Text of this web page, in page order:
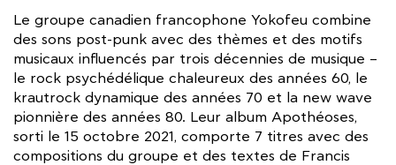
Le groupe canadien francophone Yokofeu combine
des sons post-punk avec des thèmes et des motifs
musicaux influencés par trois décennies de musique –
le rock psychédélique chaleureux des années 60, le
krautrock dynamique des années 70 et la new wave
pionnière des années 80. Leur album Apothéoses,
sorti le 15 octobre 2021, comporte 7 titres avec des
compositions du groupe et des textes de Francis